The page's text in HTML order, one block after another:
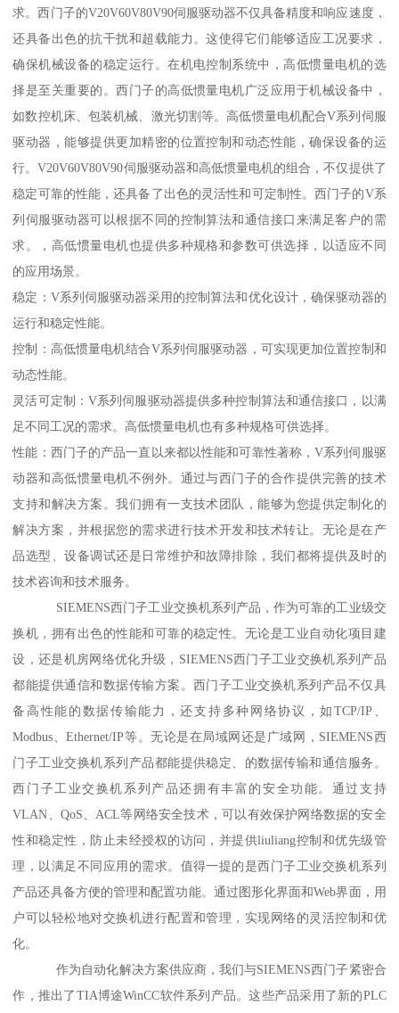
求。西门子的V20V60V80V90伺服驱动器不仅具备精度和响应速度，
还具备出色的抗干扰和超载能力。这使得它们能够适应工况要求，
确保机械设备的稳定运行。在机电控制系统中，高低惯量电机的选
择是至关重要的。西门子的高低惯量电机广泛应用于机械设备中，
如数控机床、包装机械、激光切割等。高低惯量电机配合V系列伺服
驱动器，能够提供更加精密的位置控制和动态性能，确保设备的运
行。V20V60V80V90伺服驱动器和高低惯量电机的组合，不仅提供了
稳定可靠的性能，还具备了出色的灵活性和可定制性。西门子的V系
列伺服驱动器可以根据不同的控制算法和通信接口来满足客户的需
求。，高低惯量电机也提供多种规格和参数可供选择，以适应不同
的应用场景。
稳定：V系列伺服驱动器采用的控制算法和优化设计，确保驱动器的
运行和稳定性能。
控制：高低惯量电机结合V系列伺服驱动器，可实现更加位置控制和
动态性能。
灵活可定制：V系列伺服驱动器提供多种控制算法和通信接口，以满
足不同工况的需求。高低惯量电机也有多种规格可供选择。
性能：西门子的产品一直以来都以性能和可靠性著称，V系列伺服驱
动器和高低惯量电机不例外。通过与西门子的合作提供完善的技术
支持和解决方案。我们拥有一支技术团队，能够为您提供定制化的
解决方案，并根据您的需求进行技术开发和技术转让。无论是在产
品选型、设备调试还是日常维护和故障排除，我们都将提供及时的
技术咨询和技术服务。
SIEMENS西门子工业交换机系列产品，作为可靠的工业级交
换机，拥有出色的性能和可靠的稳定性。无论是工业自动化项目建
设，还是机房网络优化升级，SIEMENS西门子工业交换机系列产品
都能提供通信和数据传输方案。西门子工业交换机系列产品不仅具
备高性能的数据传输能力，还支持多种网络协议，如TCP/IP、
Modbus、Ethernet/IP等。无论是在局域网还是广域网，SIEMENS西
门子工业交换机系列产品都能提供稳定、的数据传输和通信服务。
西门子工业交换机系列产品还拥有丰富的安全功能。通过支持
VLAN、QoS、ACL等网络安全技术，可以有效保护网络数据的安全
性和稳定性，防止未经授权的访问，并提供liuliang控制和优先级管
理，以满足不同应用的需求。值得一提的是西门子工业交换机系列
产品还具备方便的管理和配置功能。通过图形化界面和Web界面，用
户可以轻松地对交换机进行配置和管理，实现网络的灵活控制和优
化。
作为自动化解决方案供应商，我们与SIEMENS西门子紧密合
作，推出了TIA博途WinCC软件系列产品。这些产品采用了新的PLC